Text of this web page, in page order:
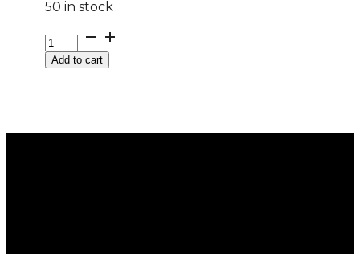
50 in stock
G185/60R15
88T
XLAdd to cart